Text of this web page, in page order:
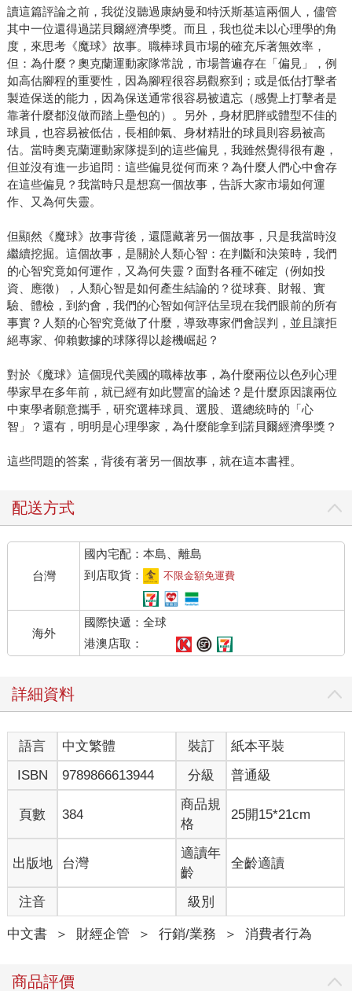
讀這篇評論之前，我從沒聽過康納曼和特沃斯基這兩個人，儘管
其中一位還得過諾貝爾經濟學獎。而且，我也從未以心理學的角
度，來思考《魔球》故事。職棒球員市場的確充斥著無效率，
但：為什麼？奧克蘭運動家隊常說，市場普遍存在「偏見」，例
如高估腳程的重要性，因為腳程很容易觀察到；或是低估打擊者
製造保送的能力，因為保送通常很容易被遺忘（感覺上打擊者是
靠著什麼都沒做而踏上壘包的）。另外，身材肥胖或體型不佳的
球員，也容易被低估，長相帥氣、身材精壯的球員則容易被高
估。當時奧克蘭運動家隊提到的這些偏見，我雖然覺得很有趣，
但並沒有進一步追問：這些偏見從何而來？為什麼人們心中會存
在這些偏見？我當時只是想寫一個故事，告訴大家市場如何運
作、又為何失靈。
但顯然《魔球》故事背後，還隱藏著另一個故事，只是我當時沒
繼續挖掘。這個故事，是關於人類心智：在判斷和決策時，我們
的心智究竟如何運作，又為何失靈？面對各種不確定（例如投
資、應徵），人類心智是如何產生結論的？從球賽、財報、實
驗、體檢，到約會，我們的心智如何評估呈現在我們眼前的所有
事實？人類的心智究竟做了什麼，導致專家們會誤判，並且讓拒
絕專家、仰賴數據的球隊得以趁機崛起？
對於《魔球》這個現代美國的職棒故事，為什麼兩位以色列心理
學家早在多年前，就已經有如此豐富的論述？是什麼原因讓兩位
中東學者願意攜手，研究選棒球員、選股、選總統時的「心
智」？還有，明明是心理學家，為什麼能拿到諾貝爾經濟學獎？
這些問題的答案，背後有著另一個故事，就在這本書裡。
配送方式
台灣
國內宅配：本島、離島
到店取貨：
不限金額免運費
海外
國際快遞：全球
港澳店取：
詳細資料
語言 中文繁體 裝訂
紙本平裝
ISBN
9789866613944 分級 普通級
頁數 384
商品規
格
25開15*21cm
出版地 台灣
適讀年
齡
全齡適讀
注音 級別
中文書 ＞ 財經企管 ＞ 行銷/業務 ＞ 消費者行為
商品評價